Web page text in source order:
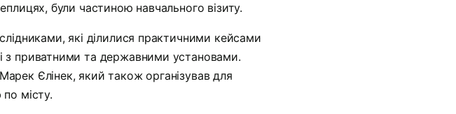
були частиною навчального візиту.
які ділилися практичними кейсами
з приватними та державними установами.
Єлінек, який також організував для
місту.